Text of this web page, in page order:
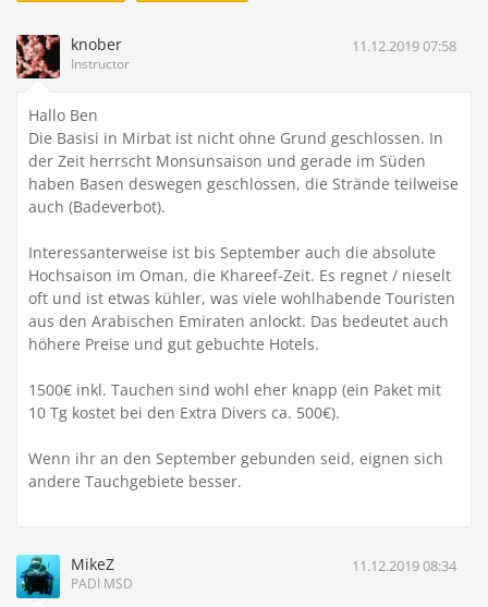
knober
Instructor
11.12.2019 07:58
Hallo Ben
Die Basisi in Mirbat ist nicht ohne Grund geschlossen. In
der Zeit herrscht Monsunsaison und gerade im Süden
haben Basen deswegen geschlossen, die Strände teilweise
auch (Badeverbot).
Interessanterweise ist bis September auch die absolute
Hochsaison im Oman, die Khareef-Zeit. Es regnet / nieselt
oft und ist etwas kühler, was viele wohlhabende Touristen
aus den Arabischen Emiraten anlockt. Das bedeutet auch
höhere Preise und gut gebuchte Hotels.
1500€ inkl. Tauchen sind wohl eher knapp (ein Paket mit
10 Tg kostet bei den Extra Divers ca. 500€).
Wenn ihr an den September gebunden seid, eignen sich
andere Tauchgebiete besser.
MikeZ
PADI MSD
11.12.2019 08:34